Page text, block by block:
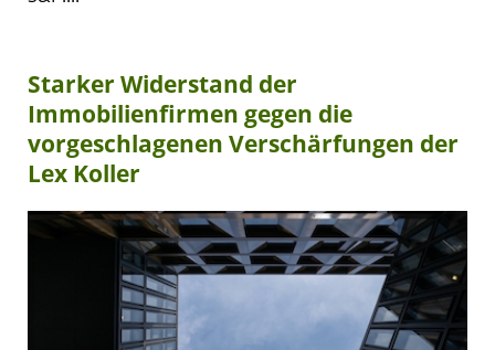
Starker Widerstand der
Immobilienfirmen gegen die
vorgeschlagenen Verschärfungen der
Lex Koller